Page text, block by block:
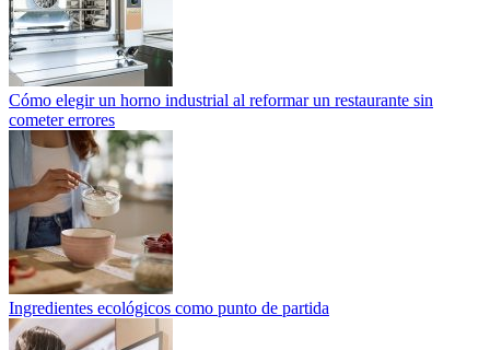
Cómo elegir un horno industrial al reformar un restaurante sin
cometer errores
Ingredientes ecológicos como punto de partida